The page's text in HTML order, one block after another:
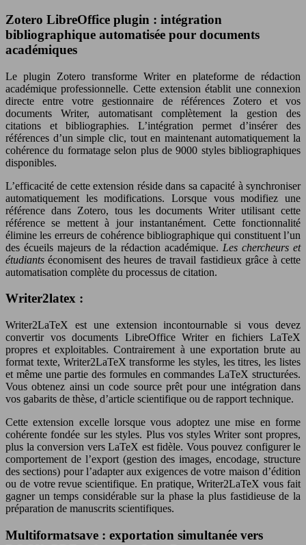
Zotero LibreOffice plugin : intégration
bibliographique automatisée pour documents
académiques
Le plugin Zotero transforme Writer en plateforme de rédaction
académique professionnelle. Cette extension établit une connexion
directe entre votre gestionnaire de références Zotero et vos
documents Writer, automatisant complètement la gestion des
citations et bibliographies. L’intégration permet d’insérer des
références d’un simple clic, tout en maintenant automatiquement la
cohérence du formatage selon plus de 9000 styles bibliographiques
disponibles.
L’efficacité de cette extension réside dans sa capacité à synchroniser
automatiquement les modifications. Lorsque vous modifiez une
référence dans Zotero, tous les documents Writer utilisant cette
référence se mettent à jour instantanément. Cette fonctionnalité
élimine les erreurs de cohérence bibliographique qui constituent l’un
des écueils majeurs de la rédaction académique. Les chercheurs et
étudiants économisent des heures de travail fastidieux grâce à cette
automatisation complète du processus de citation.
Writer2latex :
Writer2LaTeX est une extension incontournable si vous devez
convertir vos documents LibreOffice Writer en fichiers LaTeX
propres et exploitables. Contrairement à une exportation brute au
format texte, Writer2LaTeX transforme les styles, les titres, les listes
et même une partie des formules en commandes LaTeX structurées.
Vous obtenez ainsi un code source prêt pour une intégration dans
vos gabarits de thèse, d’article scientifique ou de rapport technique.
Cette extension excelle lorsque vous adoptez une mise en forme
cohérente fondée sur les styles. Plus vos styles Writer sont propres,
plus la conversion vers LaTeX est fidèle. Vous pouvez configurer le
comportement de l’export (gestion des images, encodage, structure
des sections) pour l’adapter aux exigences de votre maison d’édition
ou de votre revue scientifique. En pratique, Writer2LaTeX vous fait
gagner un temps considérable sur la phase la plus fastidieuse de la
préparation de manuscrits scientifiques.
Multiformatsave : exportation simultanée vers